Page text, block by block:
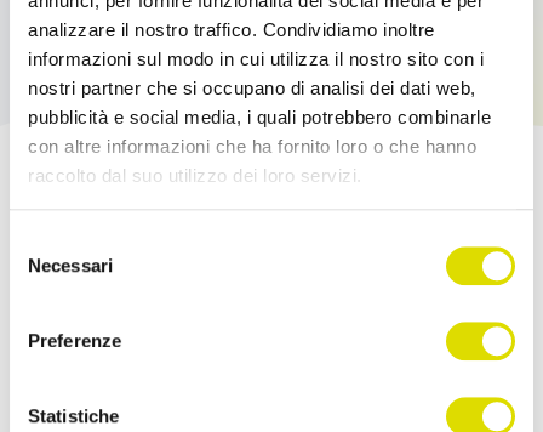
analizzare il nostro traffico. Condividiamo inoltre
informazioni sul modo in cui utilizza il nostro sito con i
nostri partner che si occupano di analisi dei dati web,
pubblicità e social media, i quali potrebbero combinarle
con altre informazioni che ha fornito loro o che hanno
raccolto dal suo utilizzo dei loro servizi.
all'informativa:
https://www.ordersender.com/cookie-
delNecessari
Preferenze
Statistiche
Prova l'App Order Sender gratis, nella sua